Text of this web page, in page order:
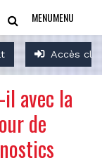
Accès
MENUMENU
avec la
de